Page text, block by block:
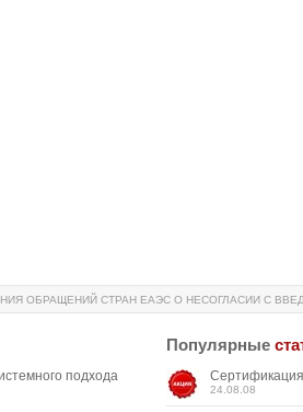
ОБРАЩЕНИЙ СТРАН ЕАЭС О НЕСОГЛАСИИ С
подхода
Популярные
24.08.08